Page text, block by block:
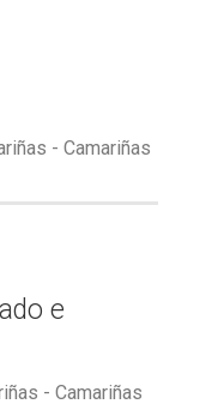
- Camariñas
e
- Camariñas